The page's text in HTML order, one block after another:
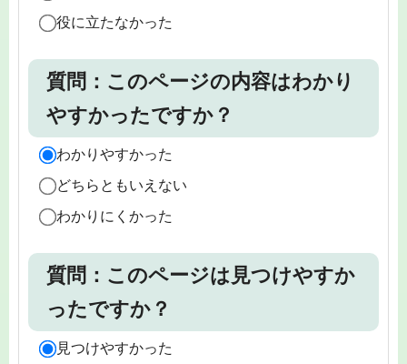
役に立たなかった
質問：このページの内容はわかり
やすかったですか？
わかりやすかった
どちらともいえない
わかりにくかった
質問：このページは見つけやすか
ったですか？
見つけやすかった